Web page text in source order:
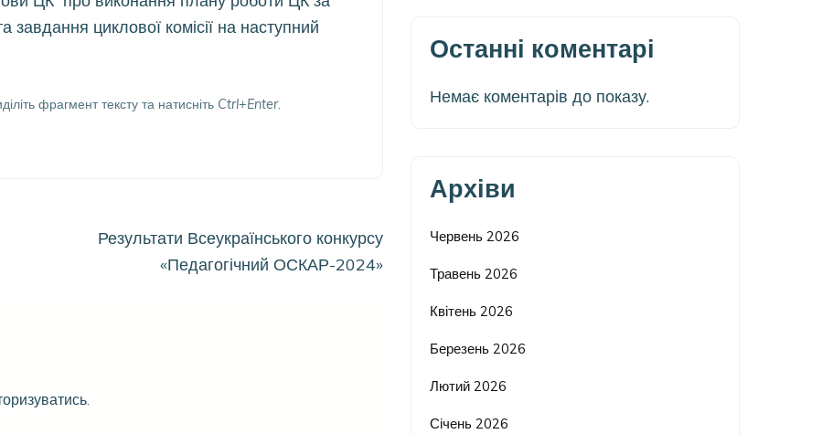
циклової комісії на наступний
фрагмент тексту та натисніть Ctrl+Enter.
Результати Всеукраїнського конкурсу
«Педагогічний ОСКАР-2024»
Останні коментарі
Немає коментарів до показу.
Архіви
Червень 2026
Травень 2026
Квітень 2026
Березень 2026
Лютий 2026
Січень 2026